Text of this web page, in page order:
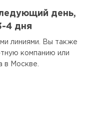
день,
4 дня
линиями. Вы также
компанию или
в Москве.